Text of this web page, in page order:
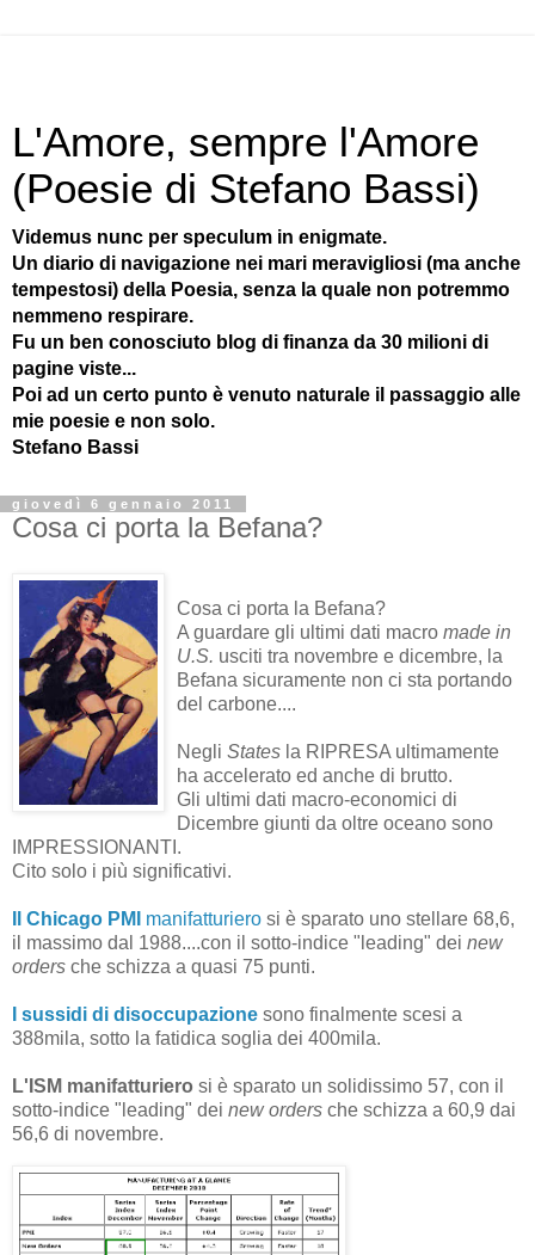
L'Amore, sempre l'Amore
(Poesie di Stefano Bassi)
Videmus nunc per speculum in enigmate.
Un diario di navigazione nei mari meravigliosi (ma anche
tempestosi) della Poesia, senza la quale non potremmo
nemmeno respirare.
Fu un ben conosciuto blog di finanza da 30 milioni di
pagine viste...
Poi ad un certo punto è venuto naturale il passaggio alle
mie poesie e non solo.
Stefano Bassi
giovedì 6 gennaio 2011
Cosa ci porta la Befana?
Cosa ci porta la Befana?
A guardare gli ultimi dati macro made in
U.S. usciti tra novembre e dicembre, la
Befana sicuramente non ci sta portando
del carbone....
Negli States la RIPRESA ultimamente
ha accelerato ed anche di brutto.
Gli ultimi dati macro-economici di
Dicembre giunti da oltre oceano sono
IMPRESSIONANTI.
Cito solo i più significativi.
Il Chicago PMI manifatturiero si è sparato uno stellare 68,6,
il massimo dal 1988....con il sotto-indice "leading" dei new
orders che schizza a quasi 75 punti.
I sussidi di disoccupazione sono finalmente scesi a
388mila, sotto la fatidica soglia dei 400mila.
L'ISM manifatturiero si è sparato un solidissimo 57, con il
sotto-indice "leading" dei new orders che schizza a 60,9 dai
56,6 di novembre.